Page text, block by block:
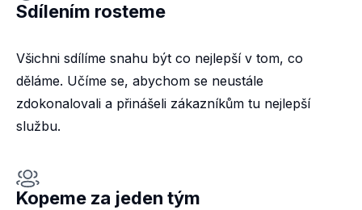
Sdílením rosteme
Všichni sdílíme snahu být co nejlepší v tom, co
děláme. Učíme se, abychom se neustále
zdokonalovali a přinášeli zákazníkům tu nejlepší
službu.
Kopeme za jeden tým